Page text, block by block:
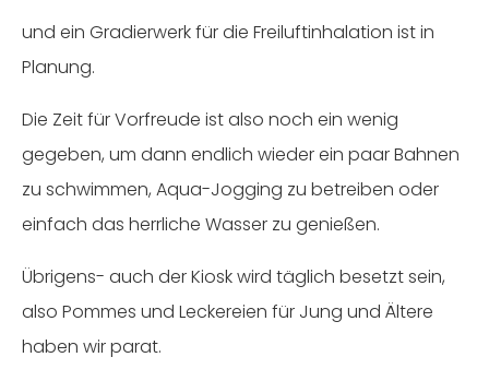
und ein Gradierwerk für die Freiluftinhalation ist in
Planung.
Die Zeit für Vorfreude ist also noch ein wenig
gegeben, um dann endlich wieder ein paar Bahnen
zu schwimmen, Aqua-Jogging zu betreiben oder
einfach das herrliche Wasser zu genießen.
Übrigens- auch der Kiosk wird täglich besetzt sein,
also Pommes und Leckereien für Jung und Ältere
haben wir parat.